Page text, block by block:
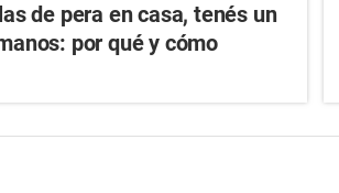
de pera en casa, tenés un
por qué y cómo